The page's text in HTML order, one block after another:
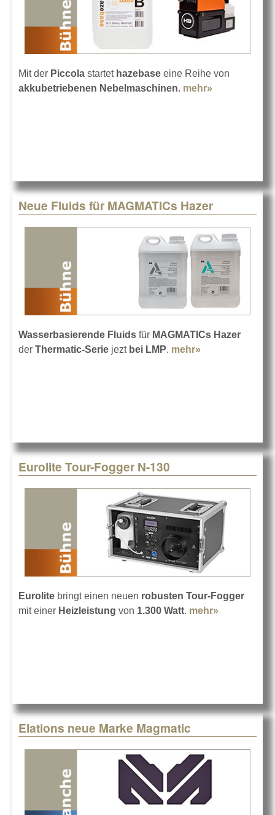
Mit der Piccola startet hazebase eine Reihe von
akkubetriebenen Nebelmaschinen. mehr»
Neue Fluids für MAGMATICs Hazer
Wasserbasierende Fluids für MAGMATICs Hazer
der Thermatic-Serie jeztbei LMP. mehr»
Eurolite Tour-Fogger N-130
Eurolite bringt einen neuen robusten Tour-Fogger
mit einer Heizleistung von 1.300 Watt. mehr»
Elations neue Marke Magmatic